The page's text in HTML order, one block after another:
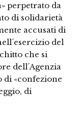
perpetrato da
di solidarietà
accusati di
del
che si
dell´Agenzia
di «confezione
di